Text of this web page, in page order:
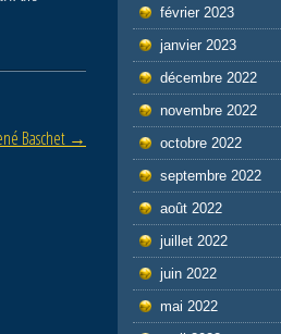
Baschet →
février 2023
janvier 2023
décembre 2022
novembre 2022
octobre 2022
septembre 2022
août 2022
juillet 2022
juin 2022
mai 2022